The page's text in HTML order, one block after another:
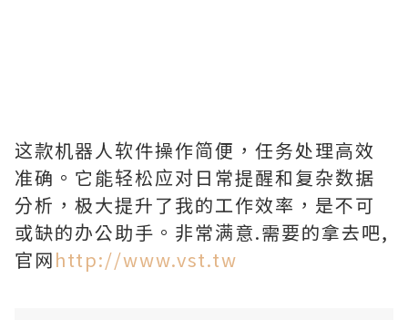
这款机器人软件操作简便，任务处理高效
准确。它能轻松应对日常提醒和复杂数据
分析，极大提升了我的工作效率，是不可
或缺的办公助手。非常满意.需要的拿去吧,
官网http://www.vst.tw